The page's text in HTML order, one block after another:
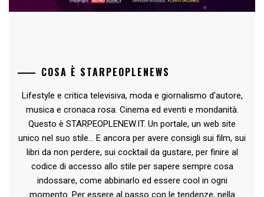
COSA È STARPEOPLENEWS
Lifestyle e critica televisiva, moda e giornalismo d'autore,
musica e cronaca rosa. Cinema ed eventi e mondanità.
Questo è STARPEOPLENEW.IT. Un portale, un web site
unico nel suo stile... E ancora per avere consigli sui film, sui
libri da non perdere, sui cocktail da gustare, per finire al
codice di accesso allo stile per sapere sempre cosa
indossare, come abbinarlo ed essere cool in ogni
momento. Per essere al passo con le tendenze, nella